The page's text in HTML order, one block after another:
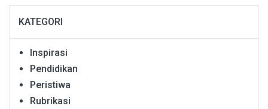
KATEGORI
Inspirasi
Pendidikan
Peristiwa
Rubrikasi